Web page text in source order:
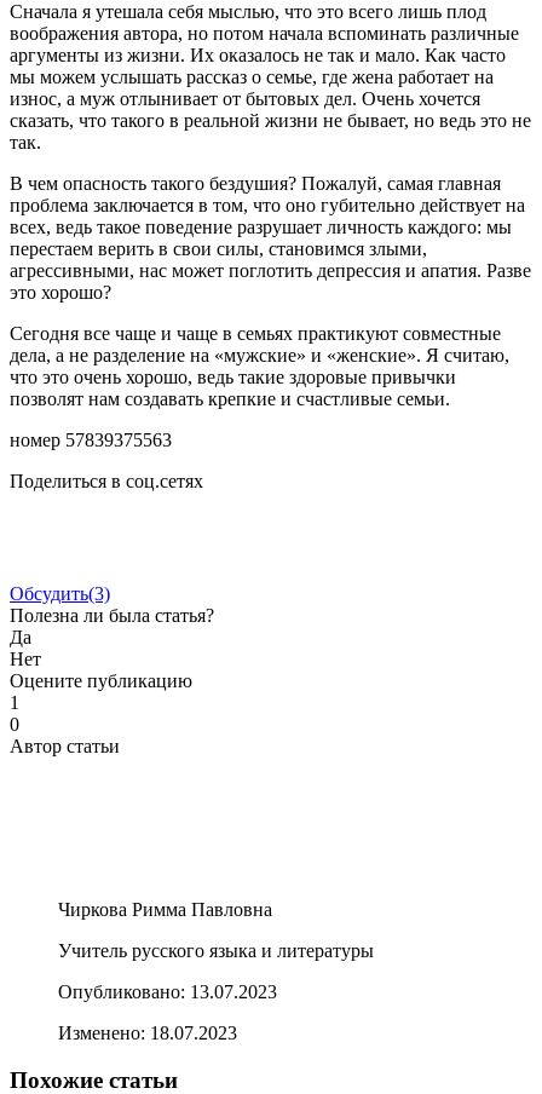
Сначала я утешала себя мыслью, что это всего лишь плод
воображения автора, но потом начала вспоминать различные
аргументы из жизни. Их оказалось не так и мало. Как часто
мы можем услышать рассказ о семье, где жена работает на
износ, а муж отлынивает от бытовых дел. Очень хочется
сказать, что такого в реальной жизни не бывает, но ведь это не
так.
В чем опасность такого бездушия? Пожалуй, самая главная
проблема заключается в том, что оно губительно действует на
всех, ведь такое поведение разрушает личность каждого: мы
перестаем верить в свои силы, становимся злыми,
агрессивными, нас может поглотить депрессия и апатия. Разве
это хорошо?
Сегодня все чаще и чаще в семьях практикуют совместные
дела, а не разделение на «мужские» и «женские». Я считаю,
что это очень хорошо, ведь такие здоровые привычки
позволят нам создавать крепкие и счастливые семьи.
номер 57839375563
Поделиться в соц.сетях
Обсудить(3)
Полезна ли была статья?
Да
Нет
Оцените публикацию
1
0
Автор статьи
Чиркова Римма Павловна
Учитель русского языка и литературы
Опубликовано: 13.07.2023
Изменено: 18.07.2023
Похожие статьи